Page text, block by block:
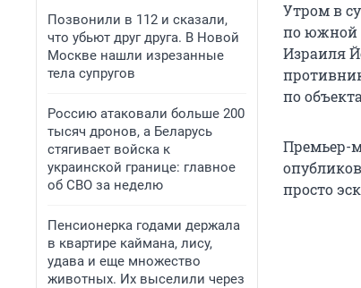
Позвонили в 112 и сказали,
что убьют друг друга. В Новой
Москве нашли изрезанные
тела супругов
Россию атаковали больше 200
тысяч дронов, а Беларусь
стягивает войска к
украинской границе: главное
об СВО за неделю
Пенсионерка годами держала
в квартире каймана, лису,
удава и еще множество
животных. Их выселили через
Утром в
по южной
Израиля
по
Премьер-
просто